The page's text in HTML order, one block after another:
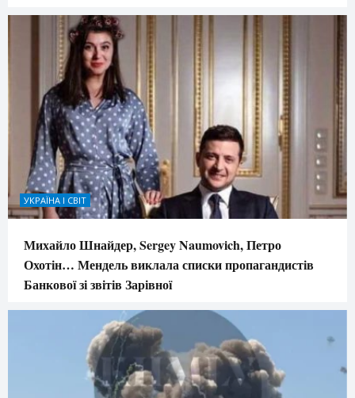
УКРАЇНА І СВІТ
Михайло Шнайдер, Sergey Naumovich, Петро
Охотін… Мендель виклала списки пропагандистів
Банкової зі звітів Зарівної